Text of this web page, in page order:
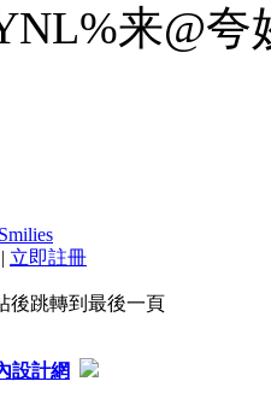
来@
Smilies
| 立即註冊
後跳轉到最後一頁
設計網